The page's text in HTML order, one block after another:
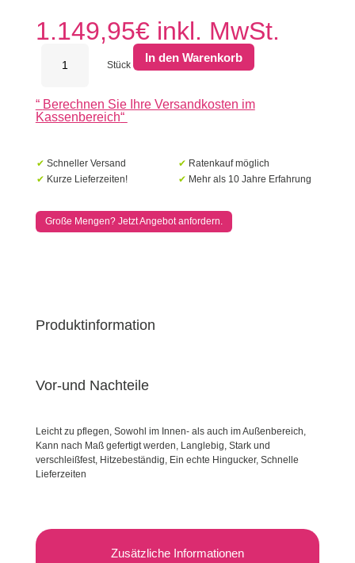
1.149,95€ inkl. MwSt.
Cortenstahl
Unterteilung
6
rückwand-
Länge:
Breite:
385
Stück
In den Warenkorb
“ Berechnen Sie Ihre Versandkosten im
Kassenbereich“
✔ Schneller Versand ✔ Ratenkauf möglich
✔ Kurze Lieferzeiten! ✔ Mehr als 10 Jahre Erfahrung
Große Mengen? Jetzt Angebot anfordern.
Produktinformation
Vor-und Nachteile
Leicht zu pflegen, Sowohl im Innen- als auch im Außenbereich,
Kann nach Maß gefertigt werden, Langlebig, Stark und
verschleißfest, Hitzebeständig, Ein echte Hingucker, Schnelle
Lieferzeiten
Zusätzliche Informationen